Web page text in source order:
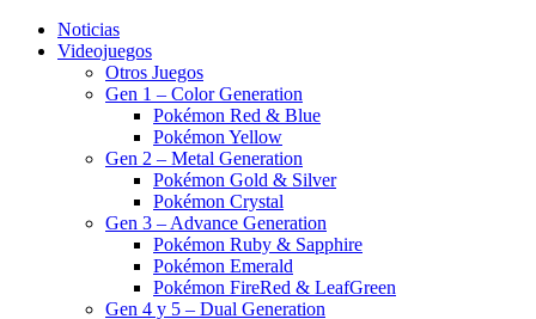
Noticias
Videojuegos
Otros Juegos
Gen 1 – Color Generation
Pokémon Red & Blue
Pokémon Yellow
Gen 2 – Metal Generation
Pokémon Gold & Silver
Pokémon Crystal
Gen 3 – Advance Generation
Pokémon Ruby & Sapphire
Pokémon Emerald
Pokémon FireRed & LeafGreen
Gen 4 y 5 – Dual Generation